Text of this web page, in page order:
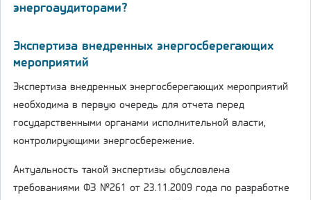
энергоаудиторами?
Экспертиза внедренных энергосберегающих
мероприятий
Экспертиза внедренных энергосберегающих мероприятий
необходима в первую очередь для отчета перед
государственными органами исполнительной власти,
контролирующими энергосбережение.
Актуальность такой экспертизы обусловлена
требованиями ФЗ №261 от 23.11.2009 года по разработке